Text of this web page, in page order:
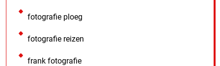
fotografie ploeg
fotografie reizen
frank fotografie